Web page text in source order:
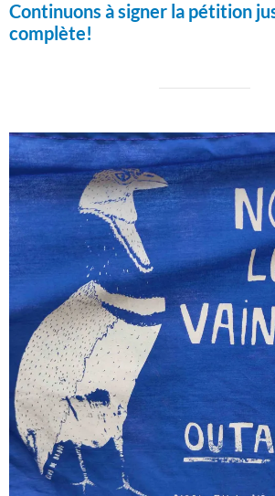
Continuons à signer la pétition
complète!